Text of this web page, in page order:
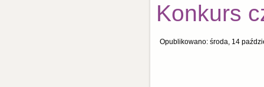
Konkurs
Opublikowano: środa, 14